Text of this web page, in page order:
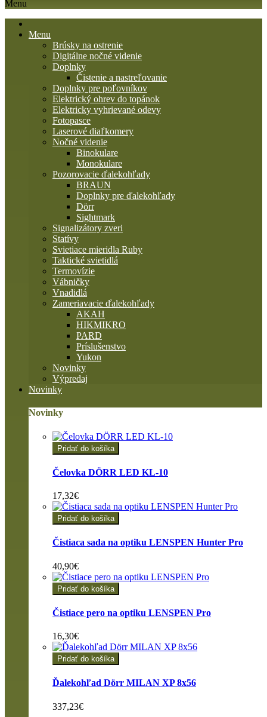
Menu
Menu
Brúsky na ostrenie
Digitálne nočné videnie
Doplnky
Čistenie a nastreľovanie
Doplnky pre poľovníkov
Elektrický ohrev do topánok
Elektricky vyhrievané odevy
Fotopasce
Laserové diaľkomery
Nočné videnie
Binokulare
Monokulare
Pozorovacie ďalekohľady
BRAUN
Doplnky pre ďalekohľady
Dörr
Sightmark
Signalizátory zveri
Statívy
Svietiace mieridla Ruby
Taktické svietidlá
Termovízie
Vábničky
Vnadidlá
Zameriavacie ďalekohľady
AKAH
HIKMIKRO
PARD
Príslušenstvo
Yukon
Novinky
Výpredaj
Novinky
Novinky
Pridať do košíka
Čelovka DÖRR LED KL-10
17,32€
Pridať do košíka
Čistiaca sada na optiku LENSPEN Hunter Pro
40,90€
Pridať do košíka
Čistiace pero na optiku LENSPEN Pro
16,30€
Pridať do košíka
Ďalekohľad Dörr MILAN XP 8x56
337,23€